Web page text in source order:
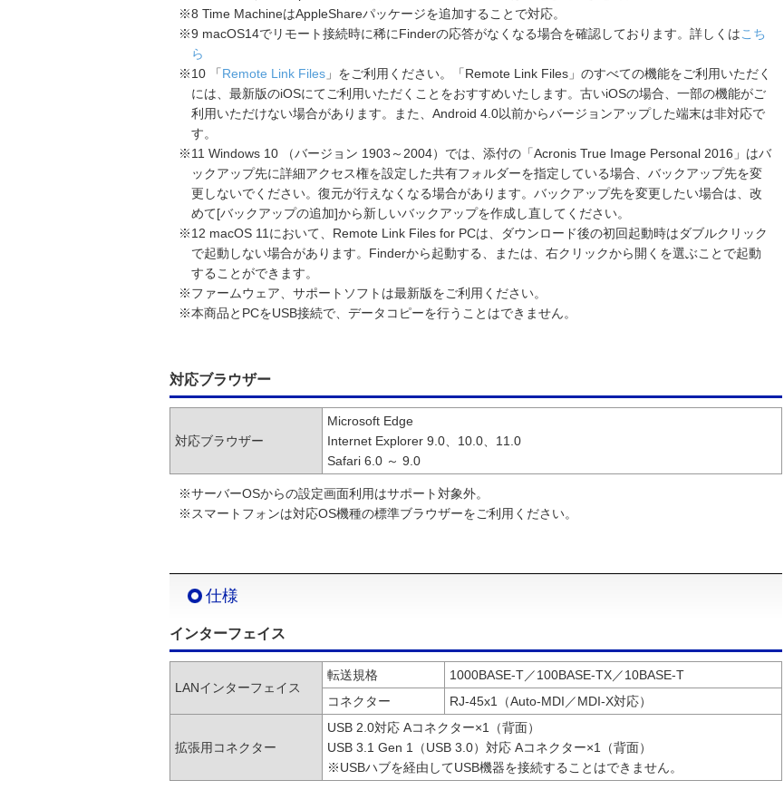
※8 Time MachineはAppleShareパッケージを追加することで対応。
※9 macOS14でリモート接続時に稀にFinderの応答がなくなる場合を確認しております。詳しくはこち
ら
※10 「Remote Link Files 」をご利用ください。「Remote Link Files」のすべての機能をご利用いただく
には、最新版のiOSにてご利用いただくことをおすすめいたします。古いiOSの場合、一部の機能がご
利用いただけない場合があります。また、Android 4.0以前からバージョンアップした端末は非対応で
す。
※11 Windows 10 （バージョン 1903～2004）では、添付の「Acronis True Image Personal 2016」はバ
ックアップ先に詳細アクセス権を設定した共有フォルダーを指定している場合、バックアップ先を変
更しないでください。復元が行えなくなる場合があります。バックアップ先を変更したい場合は、改
めて[バックアップの追加]から新しいバックアップを作成し直してください。
※12 macOS 11において、Remote Link Files for PCは、ダウンロード後の初回起動時はダブルクリック
で起動しない場合があります。Finderから起動する、または、右クリックから開くを選ぶことで起動
することができます。
※ファームウェア、サポートソフトは最新版をご利用ください。
※本商品とPCをUSB接続で、データコピーを行うことはできません。
対応ブラウザー
対応ブラウザー
Microsoft Edge
Internet Explorer 9.0、10.0、11.0
Safari 6.0 ～ 9.0
※サーバーOSからの設定画面利用はサポート対象外。
※スマートフォンは対応OS機種の標準ブラウザーをご利用ください。
仕様
インターフェイス
LANインターフェイス
転送規格
1000BASE-T／100BASE-TX／10BASE-T
コネクター
RJ-45x1（Auto-MDI／MDI-X対応）
拡張用コネクター
USB 2.0対応 Aコネクター×1（背面）
USB 3.1 Gen 1（USB 3.0）対応 Aコネクター×1（背面）
※USBハブを経由してUSB機器を接続することはできません。